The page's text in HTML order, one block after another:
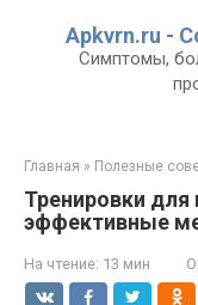
Apkvrn.ru -
Симптомы,
Главная » Полезные
Тренировки для
эффективные
На чтение: 13 мин